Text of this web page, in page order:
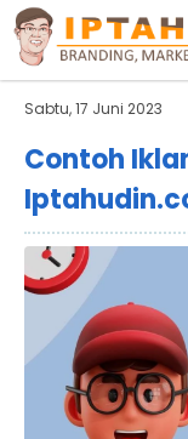
BARAND
Deskripsi Singkat Saja
Sabtu, 17 Juni 2023
Contoh